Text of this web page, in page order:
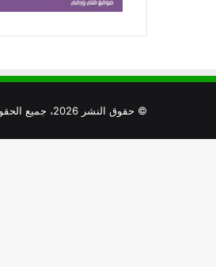
© حقوق النشر 2026، جميع الحقوق محفوظة |